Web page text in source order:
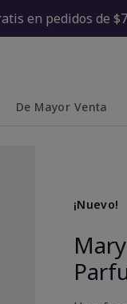
en pedidos de
De Mayor Venta
¡Nuevo!